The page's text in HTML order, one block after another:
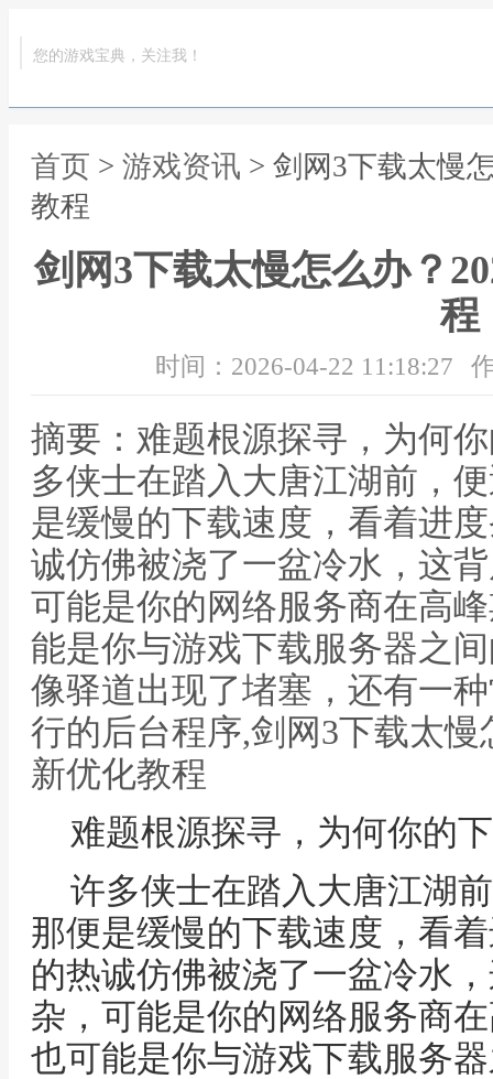
您的游戏宝典，关注我！
首页 > 游戏资讯 > 剑网3下载太慢
教程
剑网3下载太慢怎么办？
程
时间：2026-04-22 11:18:27
摘要：难题根源探寻，为何
多侠士在踏入大唐江湖前，
是缓慢的下载速度，看着进
诚仿佛被浇了一盆冷水，这
可能是你的网络服务商在高
能是你与游戏下载服务器之
像驿道出现了堵塞，还有一
行的后台程序,剑网3下载太
新优化教程
难题根源探寻，为何你的
许多侠士在踏入大唐江湖
那便是缓慢的下载速度，看
的热诚仿佛被浇了一盆冷水
杂，可能是你的网络服务商
也可能是你与游戏下载服务